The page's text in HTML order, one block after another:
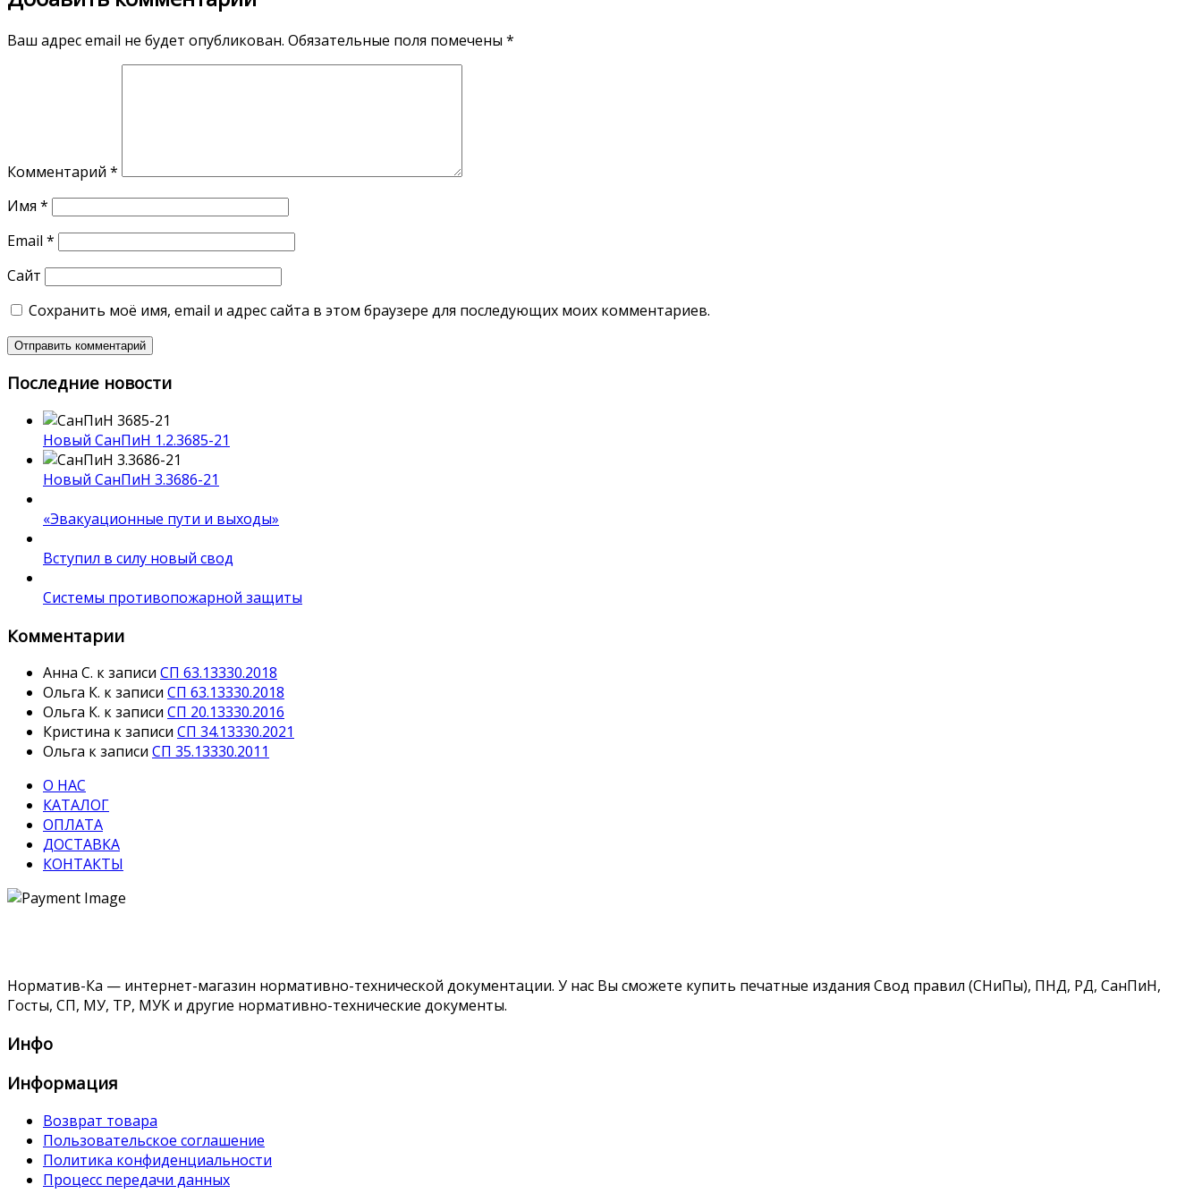
Ваш адрес email не будет опубликован. Обязательные поля помечены *
Комментарий *
Имя *
Email *
Сайт
Сохранить моё имя, email и адрес сайта в этом браузере для последующих моих комментариев.
Последние новости
Новый СанПиН 1.2.3685-21
Новый СанПиН 3.3686-21
«Эвакуационные пути и выходы»
Вступил в силу новый свод
Системы противопожарной защиты
Комментарии
Анна С. к записи СП 63.13330.2018
Ольга К. к записи СП 63.13330.2018
Ольга К. к записи СП 20.13330.2016
Кристина к записи СП 34.13330.2021
Ольга к записи СП 35.13330.2011
О НАС
КАТАЛОГ
ОПЛАТА
ДОСТАВКА
КОНТАКТЫ
Норматив-Ка — интернет-магазин нормативно-технической документации. У нас Вы сможете купить печатные издания Свод правил (СНиПы), ПНД, РД, СанПиН,
Госты, СП, МУ, ТР, МУК и другие нормативно-технические документы.
Инфо
Информация
Возврат товара
Пользовательское соглашение
Политика конфиденциальности
Процесс передачи данных